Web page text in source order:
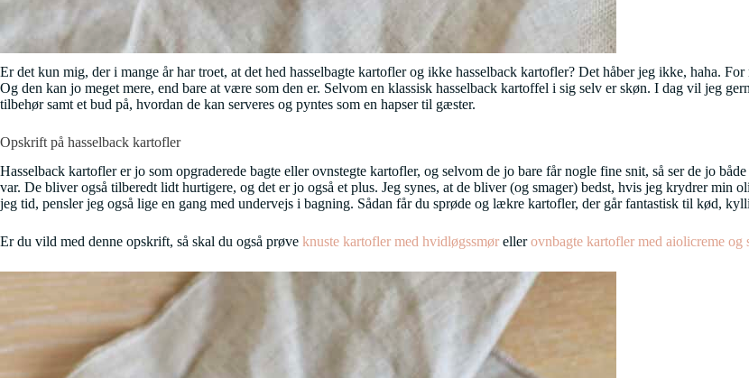
Er det kun mig, der i mange år har troet, at det hed hasselbagte kartofler og ikke hasselback kartofler? Det håber jeg ikke, haha.
Og den kan jo meget mere, end bare at være som den er. Selvom en klassisk hasselback kartoffel i sig selv er skøn. I dag vil jeg
tilbehør samt et bud på, hvordan de kan serveres og pyntes som en hapser til gæster.
Opskrift på hasselback kartofler
Hasselback kartofler er jo som opgraderede bagte eller ovnstegte kartofler, og selvom de jo bare får nogle fine snit, så ser de jo
var. De bliver også tilberedt lidt hurtigere, og det er jo også et plus. Jeg synes, at de bliver (og smager) bedst, hvis jeg krydrer
jeg tid, pensler jeg også lige en gang med undervejs i bagning. Sådan får du sprøde og lækre kartofler, der går fantastisk til kød,
Er du vild med denne opskrift, så skal du også prøve knuste kartofler med hvidløgssmør ellerovnbagte kartofler med aiolicreme og